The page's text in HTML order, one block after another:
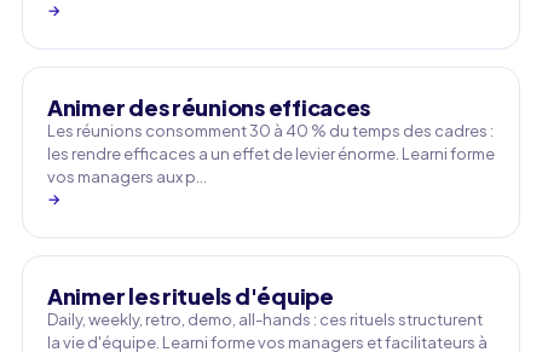
→
Animer des réunions efficaces
Les réunions consomment 30 à 40 % du temps des cadres :
les rendre efficaces a un effet de levier énorme. Learni forme
vos managers aux p…
→
Animer les rituels d'équipe
Daily, weekly, retro, demo, all-hands : ces rituels structurent
la vie d'équipe. Learni forme vos managers et facilitateurs à